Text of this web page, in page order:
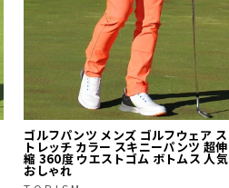
ゴルフパンツ メンズ ゴルフウェア ス
トレッチ カラー スキニーパンツ 超伸
縮 360度 ウエストゴム ボトムス 人気
おしゃれ